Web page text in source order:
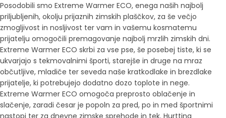
Posodobili smo Extreme Warmer ECO, enega naših najbolj
priljubljenih, okolju prijaznih zimskih plaščkov, za še večjo
zmogljivost in nosljivost ter vam in vašemu kosmatemu
prijatelju omogočili premagovanje najbolj mrzlih zimskih dni.
Extreme Warmer ECO skrbi za vse pse, še posebej tiste, ki se
ukvarjajo s tekmovalnimi športi, starejše in druge na mraz
občutljive, mladiče ter seveda naše kratkodlake in brezdlake
prijatelje, ki potrebujejo dodatno dozo toplote in nege.
Extreme Warmer ECO omogoča preprosto oblačenje in
slačenje, zaradi česar je popoln za pred, po in med športnimi